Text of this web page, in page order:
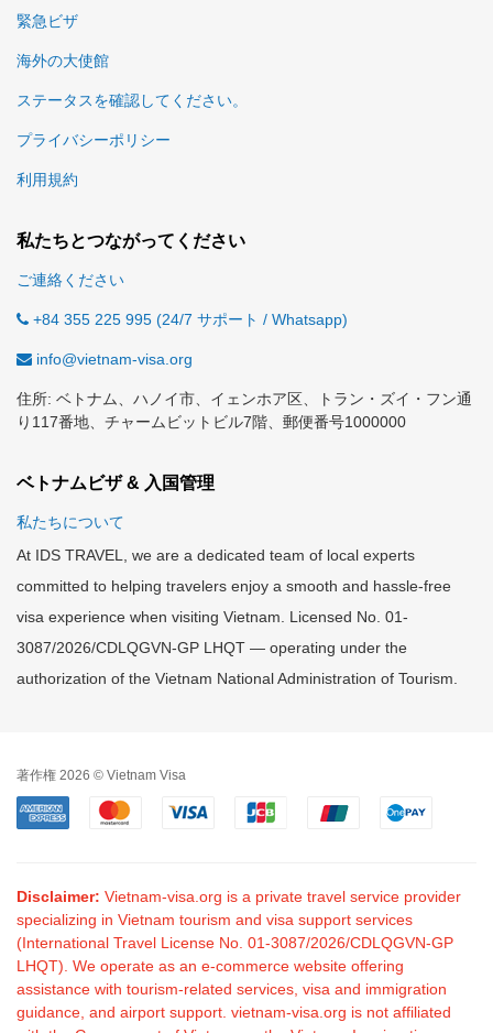
緊急ビザ
海外の大使館
ステータスを確認してください。
プライバシーポリシー
利用規約
私たちとつながってください
ご連絡ください
+84 355 225 995 (24/7 サポート / Whatsapp)
info@vietnam-visa.org
住所: ベトナム、ハノイ市、イェンホア区、トラン・ズイ・フン通
り117番地、チャームビットビル7階、郵便番号1000000
ベトナムビザ & 入国管理
私たちについて
At IDS TRAVEL, we are a dedicated team of local experts
committed to helping travelers enjoy a smooth and hassle-free
visa experience when visiting Vietnam. Licensed No. 01-
3087/2026/CDLQGVN-GP LHQT — operating under the
authorization of the Vietnam National Administration of Tourism.
著作権 2026 © Vietnam Visa
Disclaimer: Vietnam-visa.org is a private travel service provider
specializing in Vietnam tourism and visa support services
(International Travel License No. 01-3087/2026/CDLQGVN-GP
LHQT). We operate as an e-commerce website offering
assistance with tourism-related services, visa and immigration
guidance, and airport support. vietnam-visa.org is not affiliated